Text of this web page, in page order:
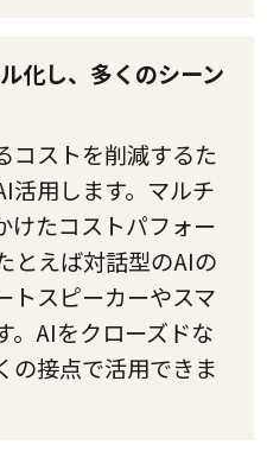
化し、多くのシーン
コストを削減するた
活用します。マルチ
けたコストパフォー
とえば対話型のAIの
トスピーカーやスマ
。AIをクローズドな
の接点で活用できま